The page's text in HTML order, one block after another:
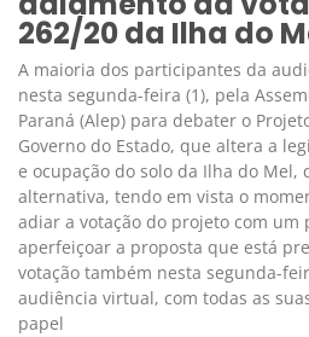
262/20 da Ilha do
A maioria dos participantes da
nesta segunda-feira (1), pela
Paraná (Alep) para debater o
Governo do Estado, que altera a
e ocupação do solo da Ilha do Mel,
alternativa, tendo em vista o
adiar a votação do projeto com um
aperfeiçoar a proposta que está
votação também nesta segunda-
audiência virtual, com todas as
papel